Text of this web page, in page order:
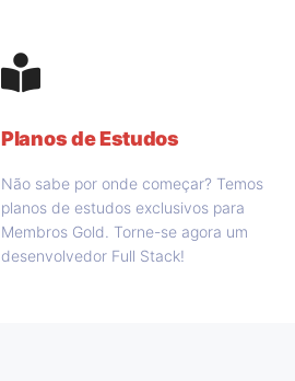
Planos de Estudos
Não sabe por onde começar? Temos
planos de estudos exclusivos para
Membros Gold. Torne-se agora um
desenvolvedor Full Stack!